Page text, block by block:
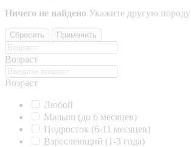
Ничего не найдено Укажите другую породу
Сбросить Применить
Возраст
Возраст
Любой
Малыш (до 6 месяцев)
Подросток (6-11 месяцев)
Взрослеющий (1-3 года)